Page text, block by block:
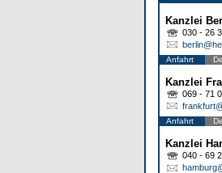
Kanzlei
030 - 26
Anfahrt
Kanzlei
069 - 71
Anfahrt
Kanzlei
040 - 69